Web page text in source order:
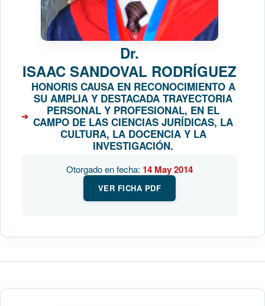
Dr.
ISAAC SANDOVAL RODRÍGUEZ
HONORIS CAUSA EN RECONOCIMIENTO A
SU AMPLIA Y DESTACADA TRAYECTORIA
PERSONAL Y PROFESIONAL, EN EL
CAMPO DE LAS CIENCIAS JURÍDICAS, LA
CULTURA, LA DOCENCIA Y LA
INVESTIGACIÓN.
Otorgado en fecha: 14 May 2014
VER FICHA PDF